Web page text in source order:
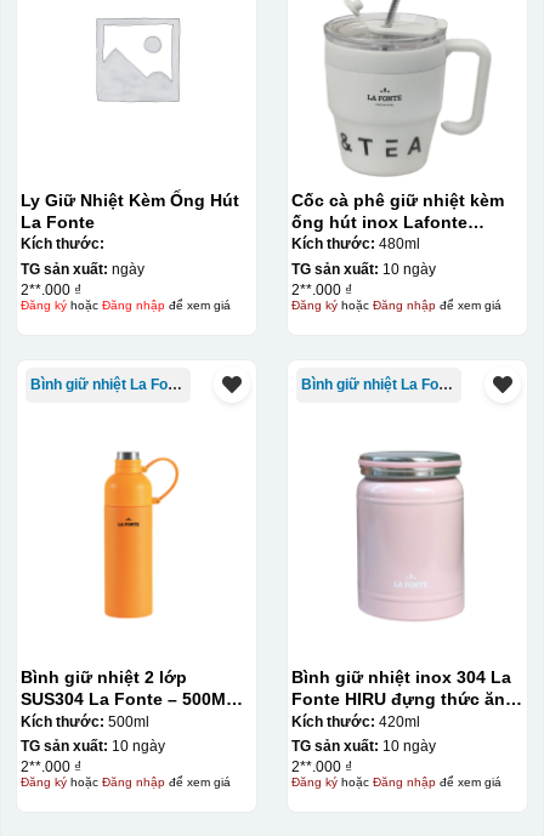
lên gốm sứ
sứ, thợ sẽ cắt thủ công các miếng logo ra, sau đó thấp
nước và trượt nhẹ lên gốm sứ để tem decal dính tạm lên
Ly Giữ Nhiệt Kèm Ống Hút
La Fonte
Kích thước:
TG sản xuất: ngày
2**.000 ₫
Đăng kýhoặc Đăng nhậpđể xem giá
Cốc cà phê giữ nhiệt kèm
ống hút inox Lafonte
480ML – 012782
Kích thước: 480ml
TG sản xuất: 10 ngày
2**.000 ₫
Đăng kýhoặc Đăng nhậpđể xem giá
Bình giữ nhiệt La Fonte
Bình giữ nhiệt 2 lớp
SUS304 La Fonte – 500ML –
012737
Kích thước: 500ml
TG sản xuất: 10 ngày
2**.000 ₫
Đăng kýhoặc Đăng nhậpđể xem giá
Bình giữ nhiệt La Fonte
Bình giữ nhiệt inox 304 La
Fonte HIRU đựng thức ăn
420 ml – 012348
Kích thước: 420ml
TG sản xuất: 10 ngày
2**.000 ₫
Đăng kýhoặc Đăng nhậpđể xem giá